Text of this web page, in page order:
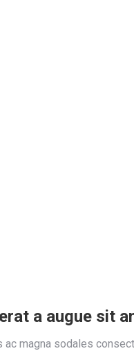
a augue sit
ac magna sodales